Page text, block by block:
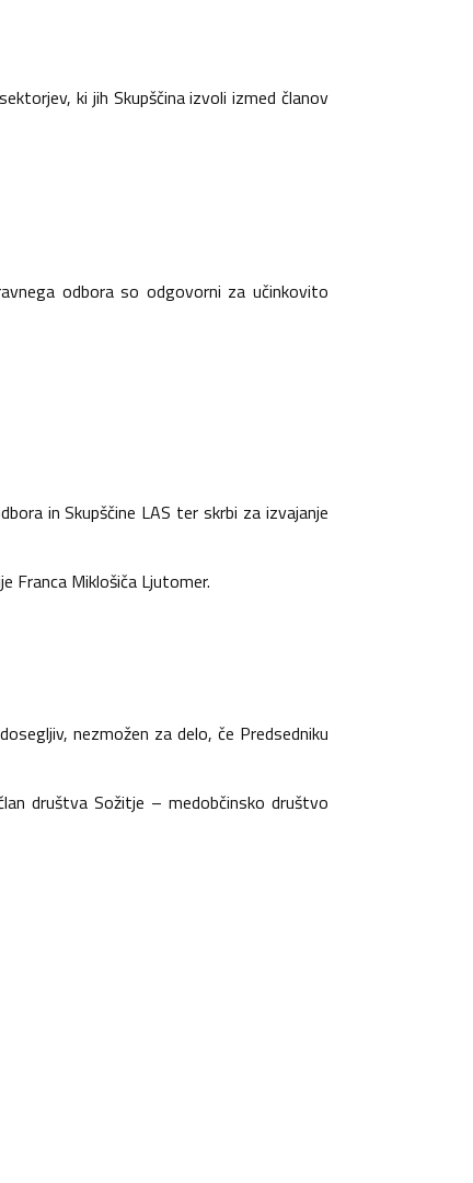
ki jih Skupščina izvoli izmed članov
odbora so odgovorni za učinkovito
in Skupščine LAS ter skrbi za izvajanje
Franca Miklošiča Ljutomer.
nezmožen za delo, če Predsedniku
društva Sožitje – medobčinsko društvo